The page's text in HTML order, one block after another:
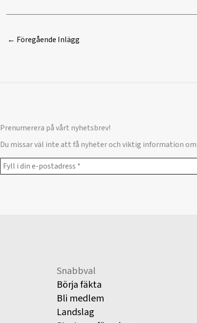
← Föregående Inlägg
Prenumerera på vårt nyhetsbrev!
Du missar väl inte att få nyheter och viktig information om
Snabbval
Börja fäkta
Bli medlem
Landslag